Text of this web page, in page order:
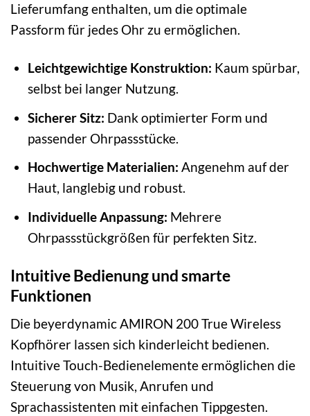
Lieferumfang enthalten, um die optimale
Passform für jedes Ohr zu ermöglichen.
Leichtgewichtige Konstruktion: Kaum spürbar,
selbst bei langer Nutzung.
Sicherer Sitz: Dank optimierter Form und
passender Ohrpassstücke.
Hochwertige Materialien: Angenehm auf der
Haut, langlebig und robust.
Individuelle Anpassung: Mehrere
Ohrpassstückgrößen für perfekten Sitz.
Intuitive Bedienung und smarte
Funktionen
Die beyerdynamic AMIRON 200 True Wireless
Kopfhörer lassen sich kinderleicht bedienen.
Intuitive Touch-Bedienelemente ermöglichen die
Steuerung von Musik, Anrufen und
Sprachassistenten mit einfachen Tippgesten.